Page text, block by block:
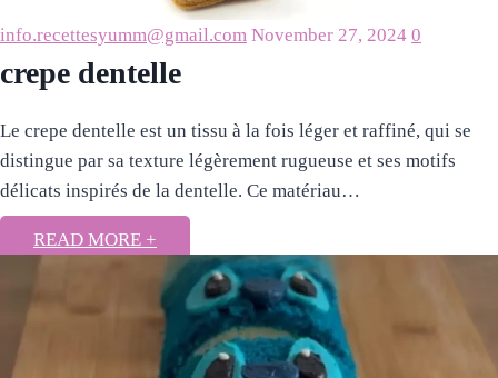
info.recettesyumm@gmail.com November 27, 2024 0
crepe dentelle
Le crepe dentelle est un tissu à la fois léger et raffiné, qui se
distingue par sa texture légèrement rugueuse et ses motifs
délicats inspirés de la dentelle. Ce matériau…
READ MORE +